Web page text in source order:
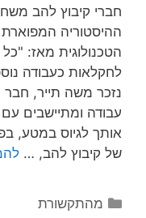
חברי קיבוץ להב
ההיסטוריה
הטכנולוגית מאז:
לחקלאות כעבודה
נזכר משה תייר, חבר
עבודה ומתיישבים
אותך לגיוס במטע,
של קיבוץ להב, …
מהתקשורת